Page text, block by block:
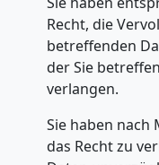
Recht, die
betreffenden
der Sie
verlangen.
Sie haben nach
das Recht zu
Umzug